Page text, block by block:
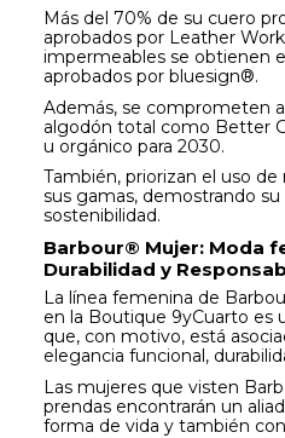
Más del 70% de su cuero
aprobados por Leather
impermeables se obtienen
aprobados por bluesign®.
Además, se comprometen
algodón total como Better
u orgánico para 2030.
También, priorizan el uso
sus gamas, demostrando
sostenibilidad.
Barbour® Mujer: Moda
Durabilidad y
La línea femenina de
en la Boutique 9yCuarto es
que, con motivo, está
elegancia funcional,
Las mujeres que visten
prendas encontrarán un
forma de vida y también